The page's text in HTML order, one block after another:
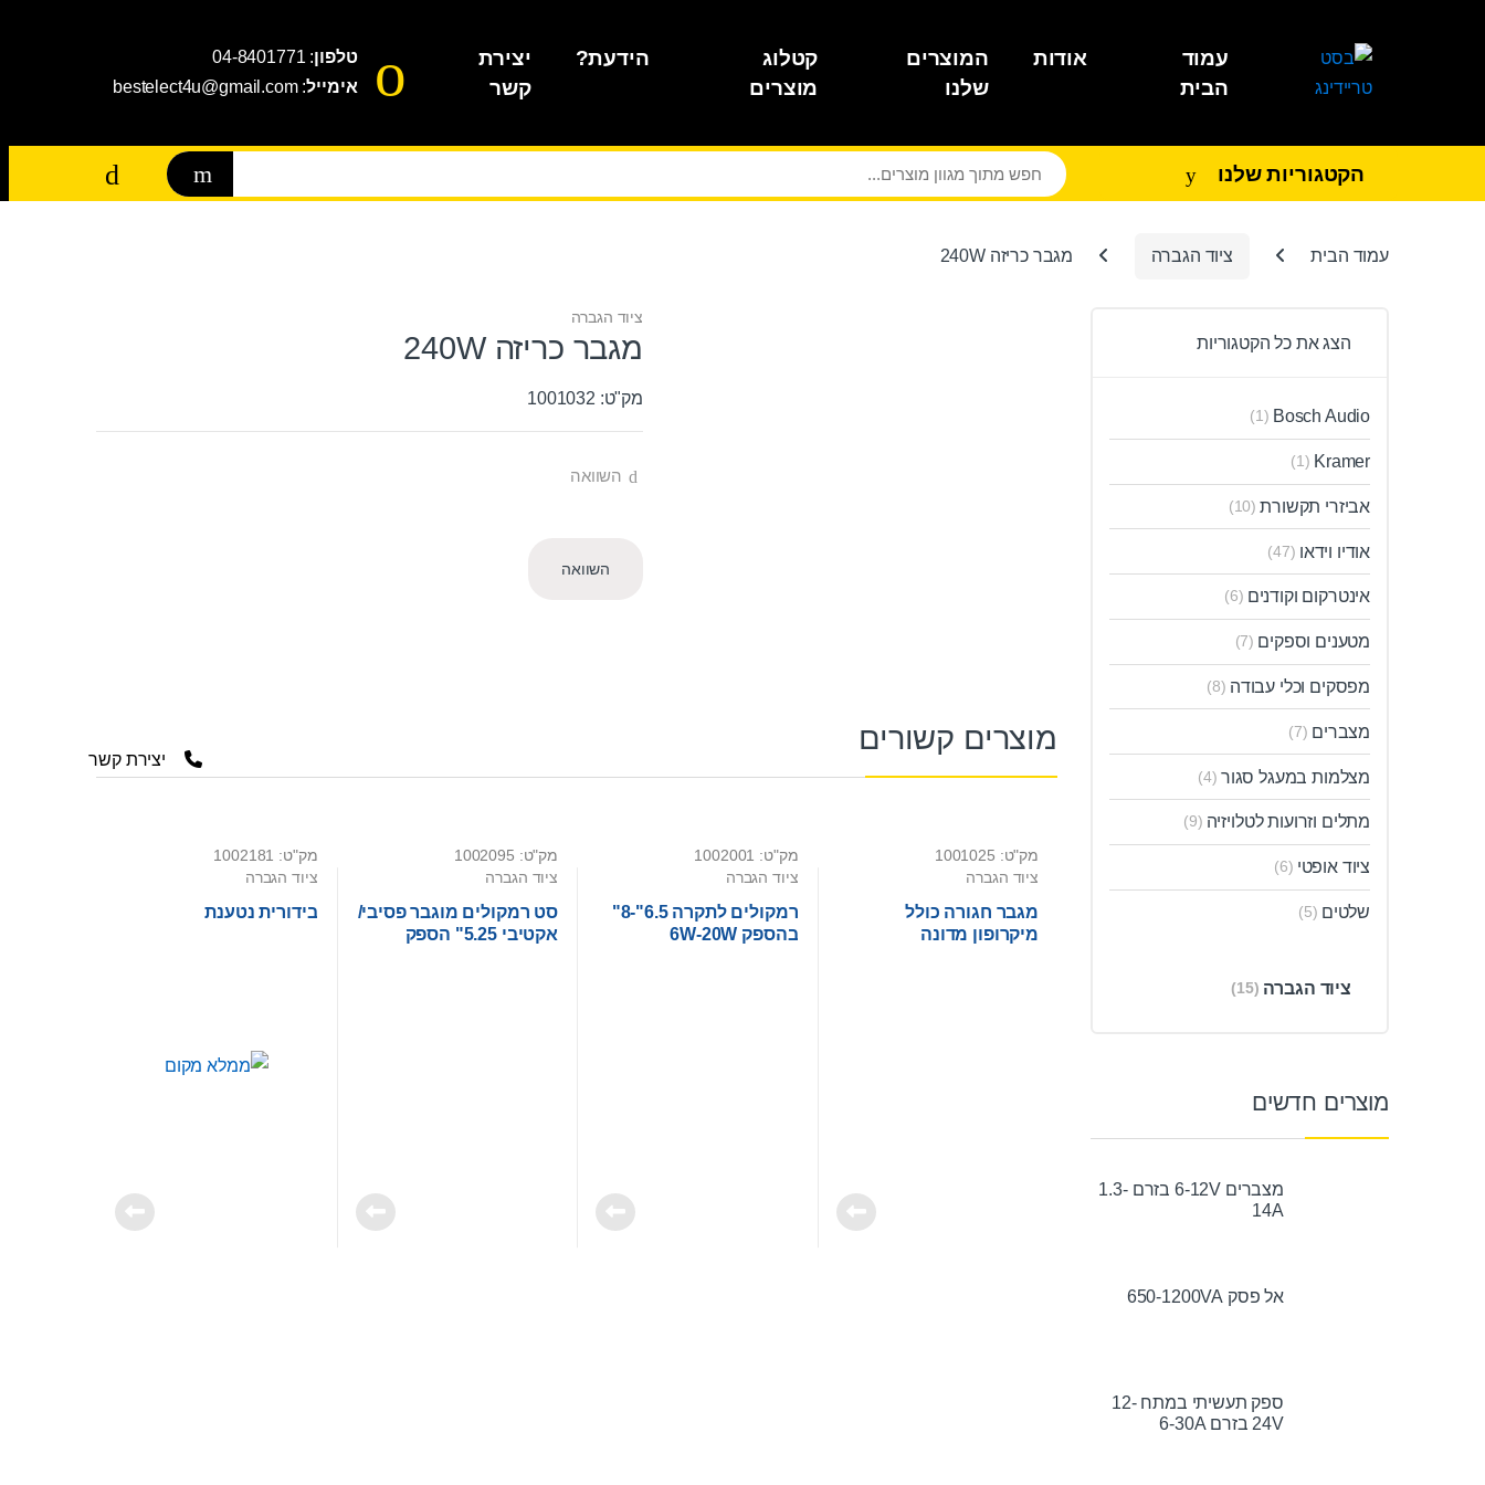
עמוד
הבית
אודות
המוצרים
שלנו
קטלוג
מוצרים
הידעת?
יצירת
קשר
טלפון: 04-8401771
אימייל: bestelect4u@gmail.com
הקטגוריות שלנו
עמוד הבית ציוד הגברה מגבר כריזה 240W
ציוד הגברה
מגבר כריזה 240W
מק"ט: 1001032
השוואה
השוואה
מוצרים קשורים
מק"ט: 1001025
ציוד הגברה
מגבר חגורה כולל
מיקרופון מדונה
מק"ט: 1002001
ציוד הגברה
רמקולים לתקרה 6.5"-8"
בהספק 6W-20W
מק"ט: 1002095
ציוד הגברה
סט רמקולים מוגבר פסיבי/
אקטיבי 5.25" הספק
מק"ט: 1002181
ציוד הגברה
בידורית נטענת
הצג את כל הקטגוריות
Bosch Audio
(1)
Kramer
(1)
אביזרי תקשורת (10)
אודיו וידאו (47)
אינטרקום וקודנים (6)
מטענים וספקים (7)
מפסקים וכלי עבודה (8)
מצברים (7)
מצלמות במעגל סגור (4)
מתלים וזרועות לטלויזיה (9)
ציוד אופטי (6)
שלטים (5)
ציוד הגברה (15)
מוצרים חדשים
מצברים 6-12V בזרם 1.3-
14A
אל פסק 650-1200VA
ספק תעשיתי במתח 12-
24V בזרם 6-30A
יצירת קשר